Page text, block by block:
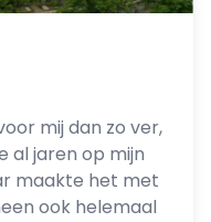
mij dan zo ver,
al jaren op mijn
maakte het met
ook helemaal